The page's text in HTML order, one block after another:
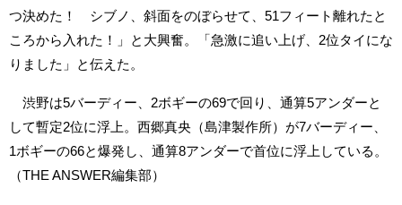
つ決めた！ シブノ、斜面をのぼらせて、51フィート離れたと
ころから入れた！」と大興奮。「急激に追い上げ、2位タイにな
りました」と伝えた。
渋野は5バーディー、2ボギーの69で回り、通算5アンダーと
して暫定2位に浮上。西郷真央（島津製作所）が7バーディー、
1ボギーの66と爆発し、通算8アンダーで首位に浮上している。
（THE ANSWER編集部）